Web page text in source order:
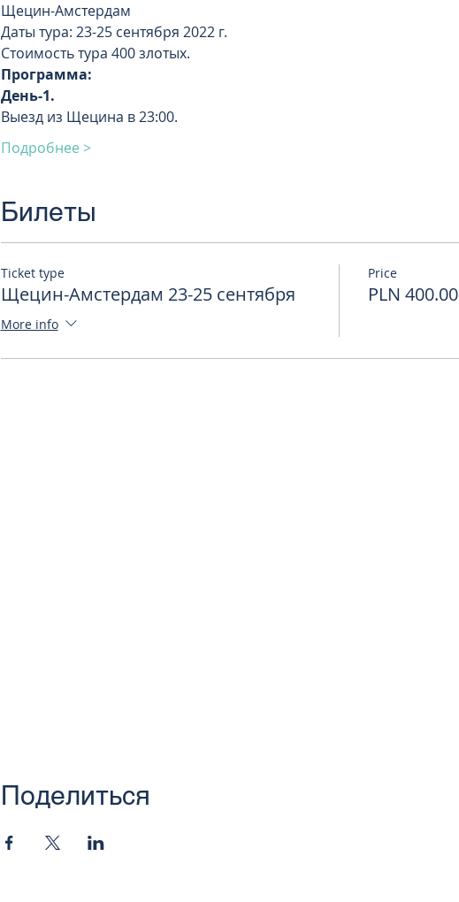
Щецин-Амстердам
Даты тура: 23-25 сентября 2022 г.
Стоимость тура 400 злотых.
Программа:
День-1.
Выезд из Щецина в 23:00.
Подробнее >
Билеты
Ticket type
Щецин-Амстердам 23-25 сентября
More info
Price
PLN 400.00
Поделиться